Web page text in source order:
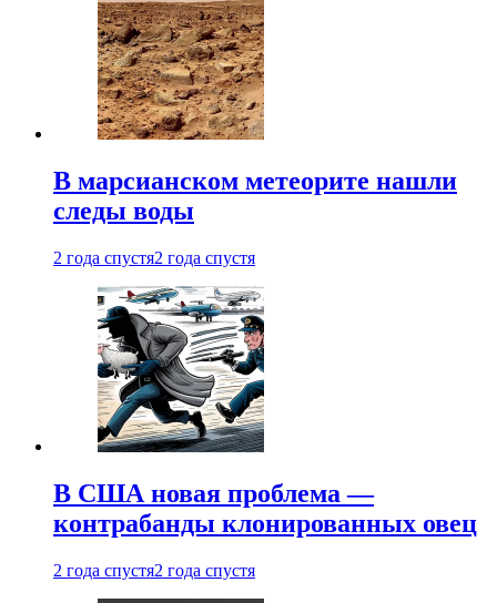
В марсианском метеорите нашли
следы воды
2 года спустя2 года спустя
В США новая проблема —
контрабанды клонированных овец
2 года спустя2 года спустя